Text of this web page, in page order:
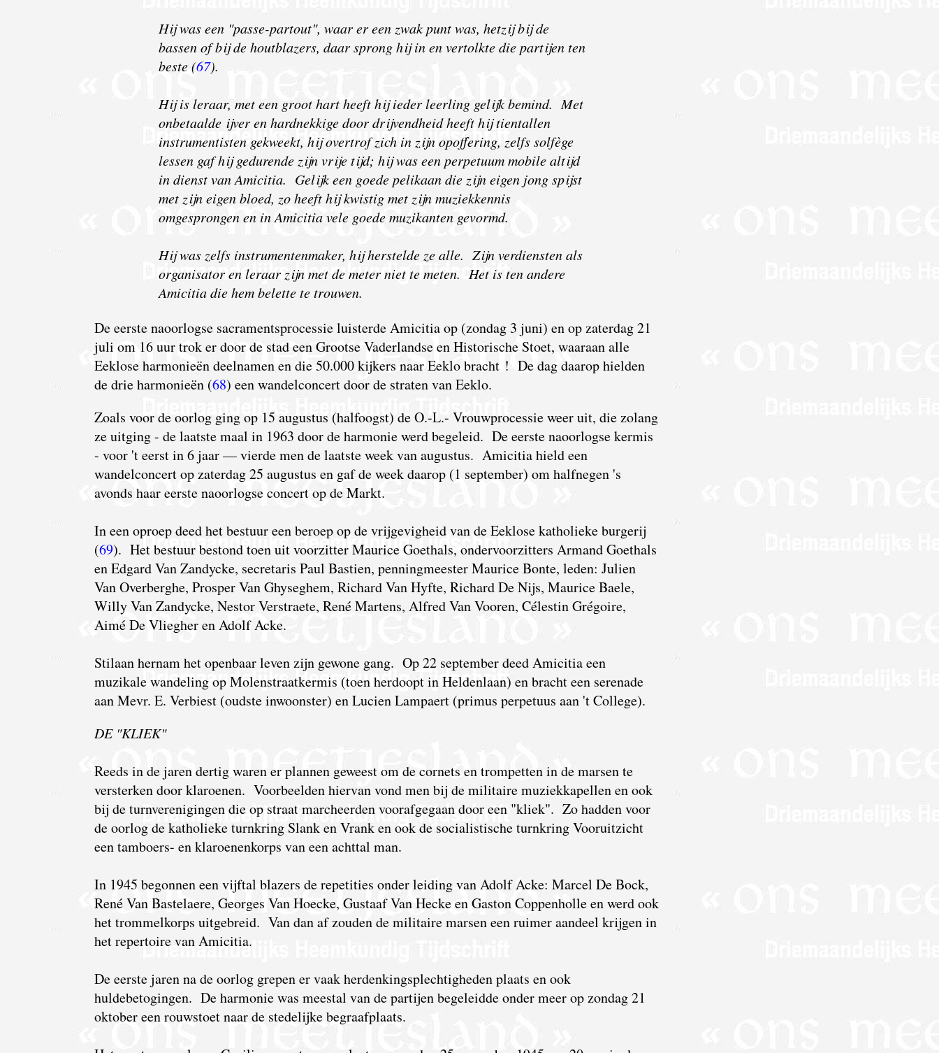
Hijwas een "passe-partout", waar er een zwak punt was, hetzij bij de
bassen of bij de houtblazers, daar sprong hij in en vertolkte die partijen ten
beste (67).
Hij is leraar, met een groot hart heeft hij ieder leerling gelijk bemind. Met
onbetaalde ijver en hardnekkige door drijvendheid heeft hij tientallen
instrumentisten gekweekt, hij overtrof zich in zijn opoffering, zelfs solfège
lessen gaf hij gedurende zijn vrije tijd; hij was een perpetuum mobile altijd
in dienst van Amicitia. Gelijk een goede pelikaan die zijn eigen jong spijst
met zijn eigen bloed, zo heeft hij kwistig met zijn muziekkennis
omgesprongen en in Amicitia vele goede muzikanten gevormd.
Hij was zelfs instrumentenmaker, hij herstelde ze alle. Zijn verdiensten als
organisator en leraar zijn met de meter niet te meten. Het is ten andere
Amicitia die hem belette te trouwen.
Deeerste naoorlogse sacramentsprocessie luisterde Amicitia op (zondag 3 juni) en op zaterdag 21
juli om 16 uur trok er door de stad een Grootse Vaderlandse en Historische Stoet, waaraan alle
Eeklose harmonieën deelnamen en die 50.000 kijkers naar Eeklo bracht ! De dag daarop hielden
de drie harmonieën (68) een wandelconcert door de straten van Eeklo.
Zoals voor de oorlog ging op 15 augustus (halfoogst) de O.-L.- Vrouwprocessie weer uit, die zolang
ze uitging - de laatste maal in 1963 door de harmonie werd begeleid. De eerste naoorlogse kermis
- voor 't eerst in 6 jaar — vierde men de laatste week van augustus. Amicitia hield een
wandelconcert op zaterdag 25 augustus en gaf de week daarop (1 september) om halfnegen 's
avonds haar eerste naoorlogse concert op de Markt.
Ineen oproep deed het bestuur een beroep op de vrijgevigheid van de Eeklose katholieke burgerij
(69). Het bestuur bestond toen uit voorzitter Maurice Goethals, ondervoorzitters Armand Goethals
en Edgard Van Zandycke, secretaris Paul Bastien, penningmeester Maurice Bonte, leden: Julien
Van Overberghe, Prosper Van Ghyseghem, Richard Van Hyfte, Richard De Nijs, Maurice Baele,
Willy Van Zandycke, Nestor Verstraete, René Martens, Alfred Van Vooren, Célestin Grégoire,
Aimé De Vliegher en Adolf Acke.
Stilaan hernam het openbaar leven zijn gewone gang. Op 22 september deed Amicitia een
muzikale wandeling op Molenstraatkermis (toen herdoopt in Heldenlaan) en bracht een serenade
aan Mevr. E. Verbiest (oudste inwoonster) en Lucien Lampaert (primus perpetuus aan 't College).
DE "KLIEK"
Reeds in de jaren dertig waren er plannen geweest om de cornets en trompetten in de marsen te
versterken door klaroenen. Voorbeelden hiervan vond men bij de militaire muziekkapellen en ook
bij de turnverenigingen die op straat marcheerden voorafgegaan door een "kliek". Zo hadden voor
de oorlog de katholieke turnkring Slank en Vrank en ook de socialistische turnkring Vooruitzicht
een tamboers- en klaroenenkorps van een achttal man.
In 1945 begonnen een vijftal blazers de repetities onder leiding van Adolf Acke: Marcel De Bock,
René Van Bastelaere, Georges Van Hoecke, Gustaaf Van Hecke en Gaston Coppenholle en werd ook
het trommelkorps uitgebreid. Van dan af zouden de militaire marsen een ruimer aandeel krijgen in
het repertoire van Amicitia.
De eerste jaren na de oorlog grepen er vaak herdenkingsplechtigheden plaats en ook
huldebetogingen. De harmonie was meestal van de partijen begeleidde onder meer op zondag 21
oktober een rouwstoet naar de stedelijke begraafplaats.